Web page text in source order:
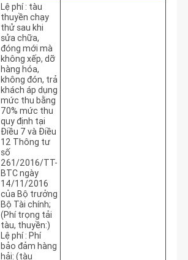
Lệ phí : tàu
thuyền chạy
thử sau khi
sửa chữa,
đóng mới mà
không xếp, dỡ
hàng hóa,
không đón, trả
khách áp dụng
mức thu bằng
70% mức thu
quy định tại
Điều 7 và Điều
12 Thông tư
số
261/2016/TT-
BTC ngày
14/11/2016
của Bộ trưởng
Bộ Tài chính;
(Phí trọng tải
tàu, thuyền:)
Lệ phí : Phí
bảo đảm hàng
hải: (tàu